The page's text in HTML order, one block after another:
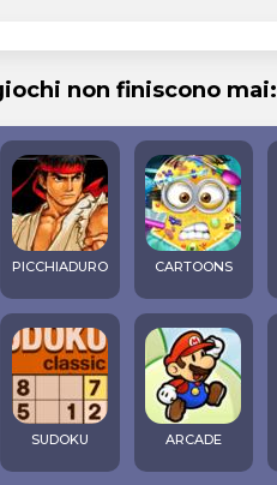
non finiscono mai:
PICCHIADURO CARTOONS
SUDOKU ARCADE